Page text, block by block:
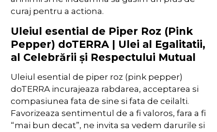
curaj pentru a actiona.
Uleiul esential de Piper Roz (Pink
Pepper) doTERRA | Ulei al Egalitatii,
al Celebrării și Respectului Mutual
Uleiul esential de piper roz (pink pepper)
doTERRA incurajeaza rabdarea, acceptarea si
compasiunea fata de sine si fata de ceilalti.
Favorizeaza sentimentul de a fi valoros, fara a fi
“mai bun decat”, ne invita sa vedem darurile si